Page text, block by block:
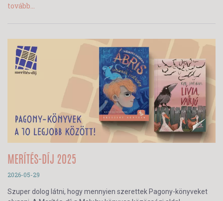
tovább...
MERÍTÉS-DÍJ 2025
2026-05-29
Szuper dolog látni, hogy mennyien szerettek Pagony-könyveket